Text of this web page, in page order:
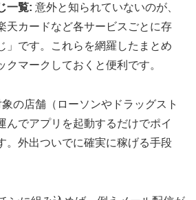
一覧: 意外と知られていないのが、
天カードなど各サービスごとに存
」です。これらを網羅したまとめ
クマークしておくと便利です。
象の店舗（ローソンやドラッグスト
んでアプリを起動するだけでポイ
。外出ついでに確実に稼げる手段